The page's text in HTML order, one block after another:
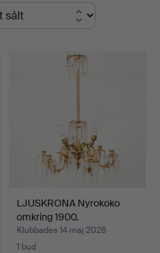
LJUSKRONA Nyrokoko
omkring 1900.
Klubbades 14 maj 2026
1 bud